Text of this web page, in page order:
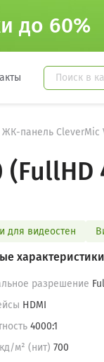
до 60%
ЖК-панель CleverMic
(FullHD
для видеостен
разрешение
HDMI
4000:1
м² (нит) 700